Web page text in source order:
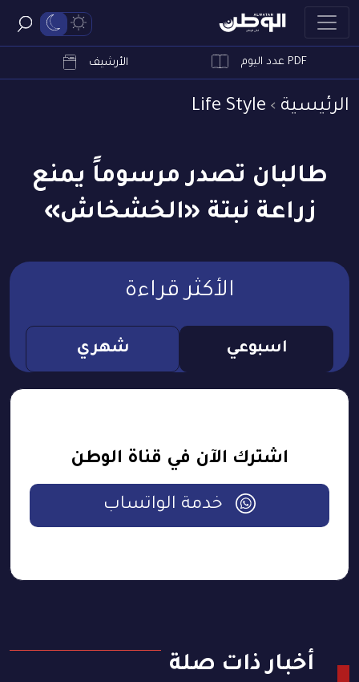
PDF عدد اليوم الأرشيف
الرئيسية Life Style
طالبان تصدر مرسوماً يمنع
زراعة نبتة «الخشخاش»
الأكثر قراءة
اسبوعي شهري
اشترك الآن في قناة الوطن
خدمة الواتساب
أخبار ذات صلة